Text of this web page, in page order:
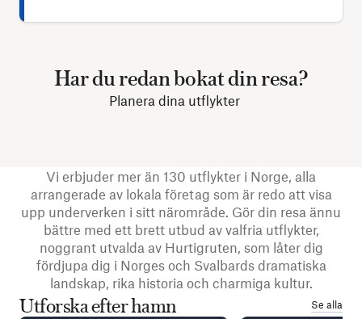
Har du redan bokat din resa?
Planera dina utflykter
Vi erbjuder mer än 130 utflykter i Norge, alla
arrangerade av lokala företag som är redo att visa
upp underverken i sitt närområde. Gör din resa ännu
bättre med ett brett utbud av valfria utflykter,
noggrant utvalda av Hurtigruten, som låter dig
fördjupa dig i Norges och Svalbards dramatiska
landskap, rika historia och charmiga kultur.
Utforska efter hamn Se alla